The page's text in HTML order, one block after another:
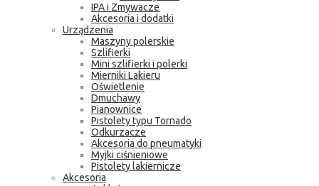
IPA i Zmywacze
Akcesoria i dodatki
Urządzenia
Maszyny polerskie
Szlifierki
Mini szlifierki i polerki
Mierniki Lakieru
Oświetlenie
Dmuchawy
Pianownice
Pistolety typu Tornado
Odkurzacze
Akcesoria do pneumatyki
Myjki ciśnieniowe
Pistolety lakiernicze
Akcesoria